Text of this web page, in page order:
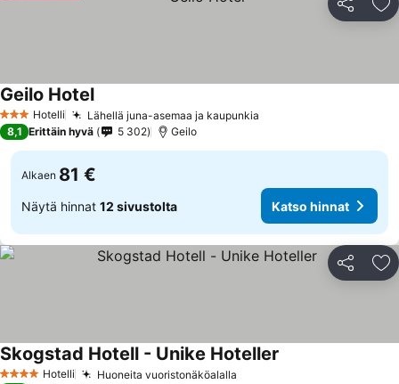
Jaa
3 Tähtiluokitus
Hotelli Lähellä juna-asemaa ja kaupunkia
Geilo Hotel
8,1 Erittäin hyvä 5 302 Geilo
Alkaen 81 €
Näytä hinnat 12 sivustolta Katso hinnat
Jaa
4 Tähtiluokitus
Hotelli Huoneita vuoristonäköalalla
Skogstad Hotell - Unike Hoteller